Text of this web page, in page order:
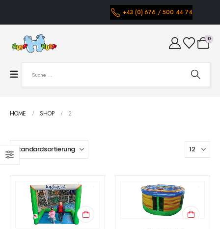
+43 (0) 676 / 500 44 74
0
HOME SHOP 2